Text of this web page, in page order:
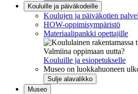
Kouluille ja päiväkodeille
Koulujen ja päiväkotien
HOW-oppimisympäristö
Materiaalipankki opettajille
Valmiina oppimaan uutta?
Kouluille ja esiopetukselle
Museo on luokkahuoneen
Sulje alavalikko
Museo